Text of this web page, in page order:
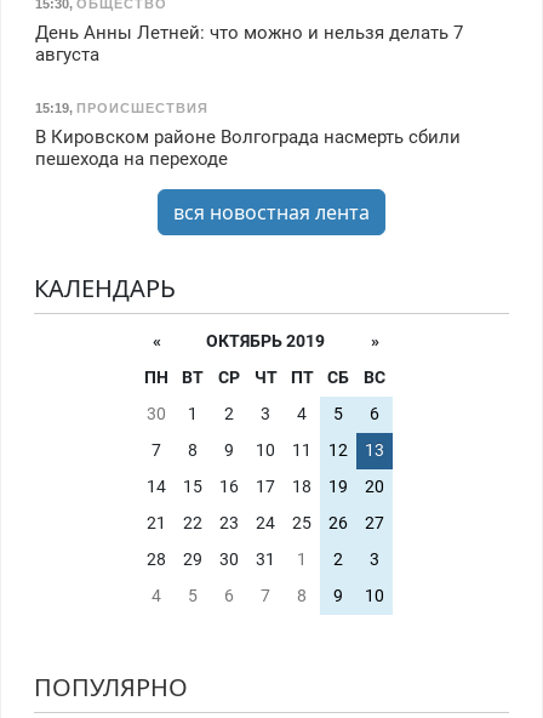
15:30, ОБЩЕСТВО
День Анны Летней: что можно и нельзя делать 7
августа
15:19, ПРОИСШЕСТВИЯ
В Кировском районе Волгограда насмерть сбили
пешехода на переходе
вся новостная лента
КАЛЕНДАРЬ
« ОКТЯБРЬ 2019
»
ПН
ВТ СР ЧТ ПТ СБ
ВС
30
1 2 3 4 5
6
7
8 9 10 11 12
13
14
15 16 17 18 19
20
21
22 23 24 25 26
27
28
29 30 31 1 2
3
4
5 6 7 8 9 10
ПОПУЛЯРНО